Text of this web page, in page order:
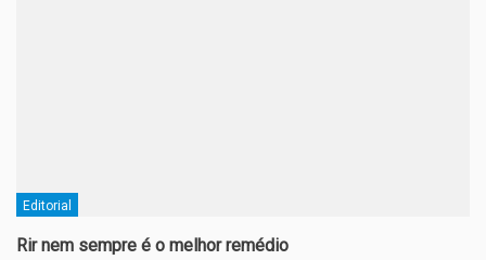
Editorial
Rir nem sempre é o melhor remédio